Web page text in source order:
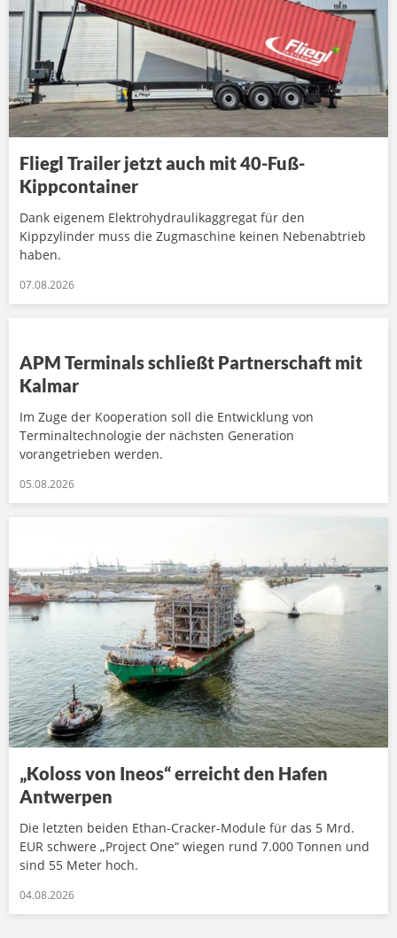
Fliegl Trailer jetzt auch mit 40-Fuß-
Kippcontainer
Dank eigenem Elektrohydraulikaggregat für den
Kippzylinder muss die Zugmaschine keinen Nebenabtrieb
haben.
07.08.2026
APM Terminals schließt Partnerschaft mit
Kalmar
Im Zuge der Kooperation soll die Entwicklung von
Terminaltechnologie der nächsten Generation
vorangetrieben werden.
05.08.2026
„Koloss von Ineos“ erreicht den Hafen
Antwerpen
Die letzten beiden Ethan-Cracker-Module für das 5 Mrd.
EUR schwere „Project One“ wiegen rund 7.000 Tonnen und
sind 55 Meter hoch.
04.08.2026